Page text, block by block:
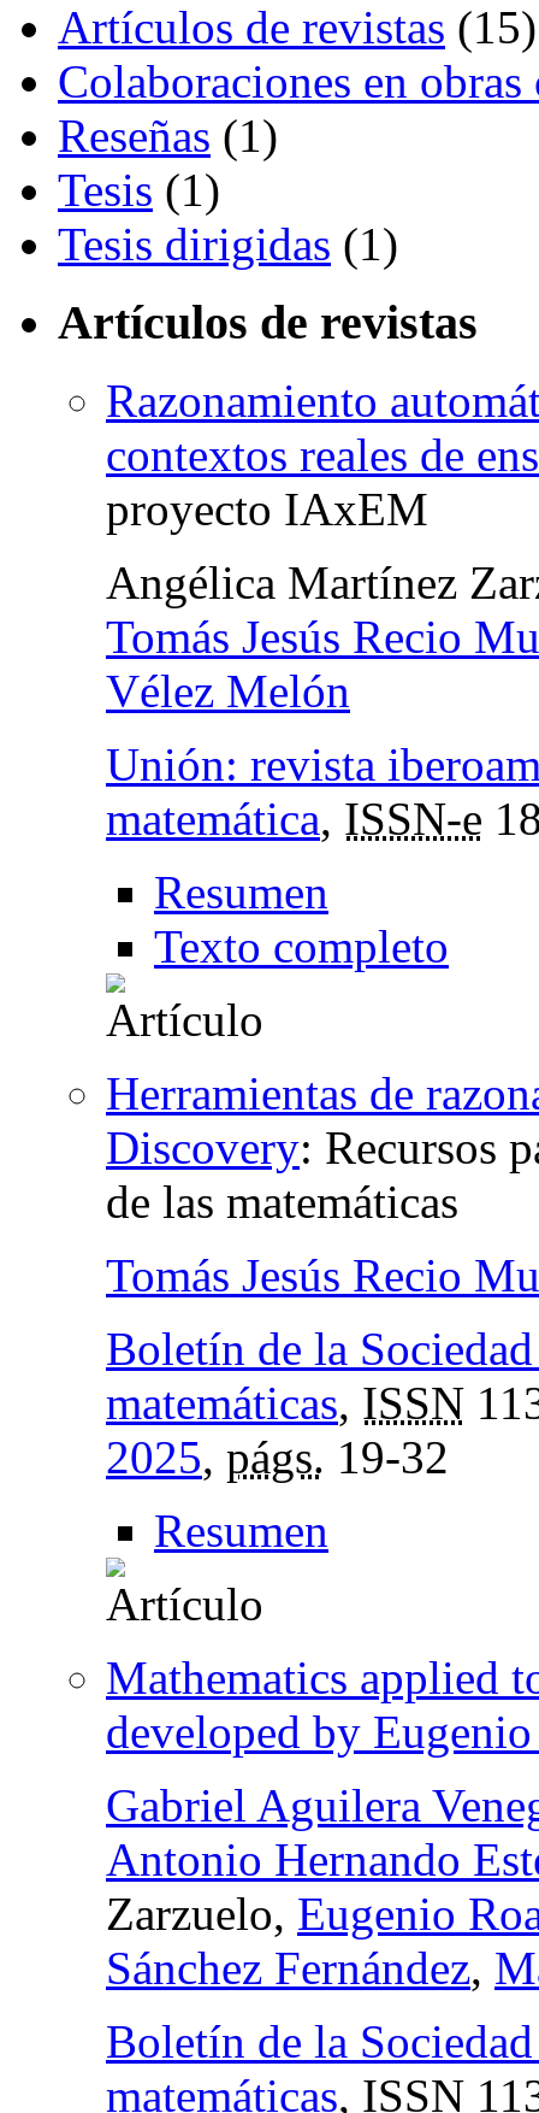
Artículos de revistas (15)
Colaboraciones en
Reseñas (1)
Tesis (1)
Tesis dirigidas (1)
Artículos de revistas
Razonamiento
contextos reales de
proyecto IAxEM
Angélica Martínez
Tomás Jesús Recio
Vélez Melón
Unión: revista
matemática, ISSN-e
Resumen
Texto completo
Herramientas de
Discovery: Recursos
de las matemáticas
Tomás Jesús Recio
Boletín de la
matemáticas, ISSN
2025, págs. 19-32
Resumen
Mathematics applied
developed by
Gabriel Aguilera
Antonio Hernando
Zarzuelo, Eugenio
Sánchez Fernández,
Boletín de la
matemáticas, ISSN